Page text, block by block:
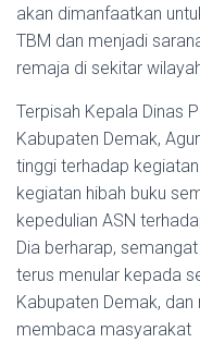
akan dimanfaatkan
TBM dan menjadi
remaja di sekitar
Terpisah Kepala Dinas
Kabupaten Demak,
tinggi terhadap
kegiatan hibah buku
kepedulian ASN
Dia berharap,
terus menular kepada
Kabupaten Demak,
membaca masyarakat